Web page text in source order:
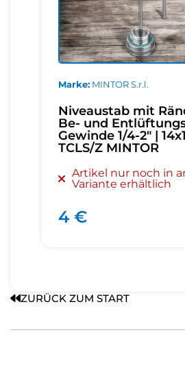
ZURÜCK ZUM START
Marke MINTOR S.r.l.
Niveaustab mit
Be- und
Gewinde 1/4-2" |
TCLS/Z MINTOR
Artikel nur noch in
Variante erhältlich
4 €